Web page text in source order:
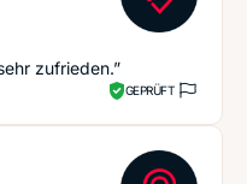
zufrieden.”
GEPRÜFT